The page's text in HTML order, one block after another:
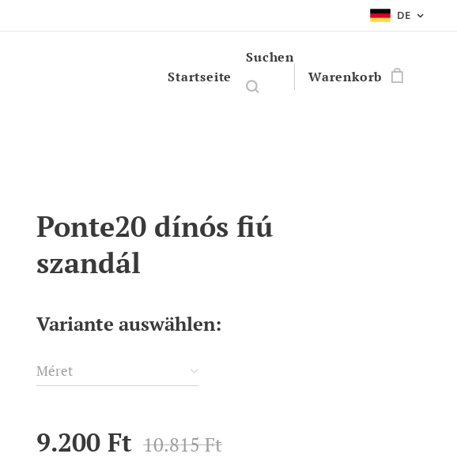
DE
Startseite
Suchen
Warenkorb
Ponte20 dínós fiú
szandál
Variante auswählen:
Méret
9.200 Ft 10.815Ft